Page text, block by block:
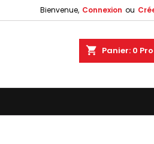
Bienvenue, Connexion ou
shopping_cart Panier: 0